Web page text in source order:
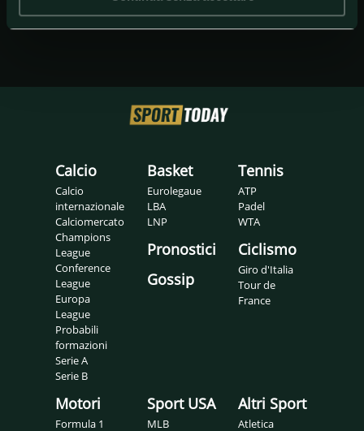
Calcio
Calcio
internazionale
Calciomercato
Champions
League
Conference
League
Europa
League
Probabili
formazioni
Serie A
Serie B
Basket
Eurolegaue
LBA
LNP
Pronostici
Gossip
Tennis
ATP
Padel
WTA
Ciclismo
Giro d'Italia
Tour de
France
Motori
Formula 1
Sport USA
MLB
Altri Sport
Atletica